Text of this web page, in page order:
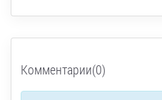
Комментарии(0)